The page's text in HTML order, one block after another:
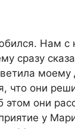
Нам с
сразу
что они
этом они
у